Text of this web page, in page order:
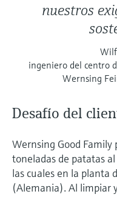
nuestros
ingeniero del centro
Wernsing
Desafío del
Wernsing Good
toneladas de patatas
las cuales en la planta
(Alemania). Al limpiar